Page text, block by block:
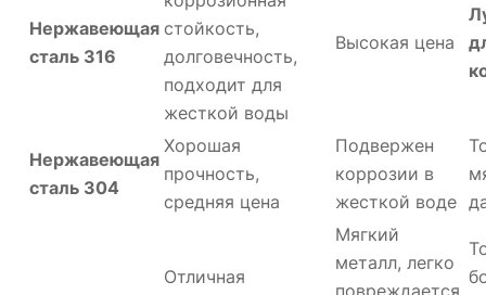
Нержавеющая
сталь 316
стойкость,
долговечность,
подходит для
жесткой воды
Высокая цена
Нержавеющая
сталь 304
Хорошая
прочность,
средняя цена
Подвержен
коррозии в
жесткой воде
Отличная
Мягкий
металл, легко
повреждается,